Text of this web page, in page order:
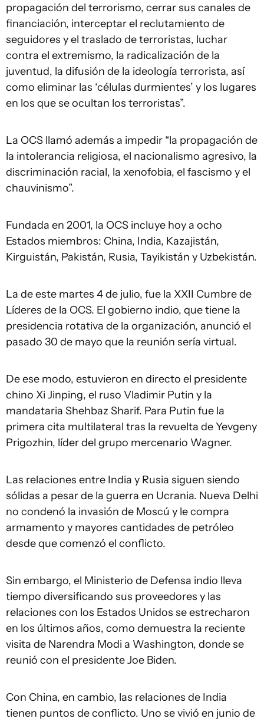
propagación del terrorismo, cerrar sus canales de
financiación, interceptar el reclutamiento de
seguidores y el traslado de terroristas, luchar
contra el extremismo, la radicalización de la
juventud, la difusión de la ideología terrorista, así
como eliminar las ‘células durmientes’ y los lugares
en los que se ocultan los terroristas”.
La OCS llamó además a impedir “la propagación de
la intolerancia religiosa, el nacionalismo agresivo, la
discriminación racial, la xenofobia, el fascismo y el
chauvinismo”.
Fundada en 2001, la OCS incluye hoy a ocho
Estados miembros: China, India, Kazajistán,
Kirguistán, Pakistán, Rusia, Tayikistán y Uzbekistán.
La de este martes 4 de julio, fue la XXII Cumbre de
Líderes de la OCS. El gobierno indio, que tiene la
presidencia rotativa de la organización, anunció el
pasado 30 de mayo que la reunión sería virtual.
De ese modo, estuvieron en directo el presidente
chino Xi Jinping, el ruso Vladimir Putin y la
mandataria Shehbaz Sharif. Para Putin fue la
primera cita multilateral tras la revuelta de Yevgeny
Prigozhin, líder del grupo mercenario Wagner.
Las relaciones entre India y Rusia siguen siendo
sólidas a pesar de la guerra en Ucrania. Nueva Delhi
no condenó la invasión de Moscú y le compra
armamento y mayores cantidades de petróleo
desde que comenzó el conflicto.
Sin embargo, el Ministerio de Defensa indio lleva
tiempo diversificando sus proveedores y las
relaciones con los Estados Unidos se estrecharon
en los últimos años, como demuestra la reciente
visita de Narendra Modi a Washington, donde se
reunió con el presidente Joe Biden.
Con China, en cambio, las relaciones de India
tienen puntos de conflicto. Uno se vivió en junio de